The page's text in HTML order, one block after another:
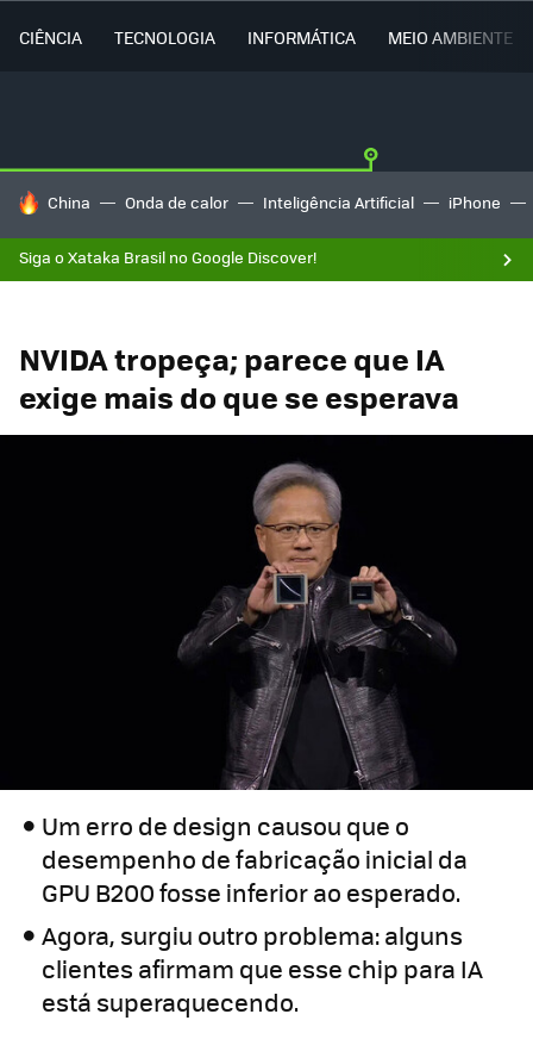
CIÊNCIA TECNOLOGIA INFORMÁTICA MEIO AMBIENTE
TENDÊNCIAS DO DIA
China Onda de calor Inteligência Artificial iPhone
Siga o Xataka Brasil no Google Discover!
NVIDA tropeça; parece que IA
exige mais do que se esperava
Um erro de design causou que o
desempenho de fabricação inicial da
GPU B200 fosse inferior ao esperado.
Agora, surgiu outro problema: alguns
clientes afirmam que esse chip para IA
está superaquecendo.